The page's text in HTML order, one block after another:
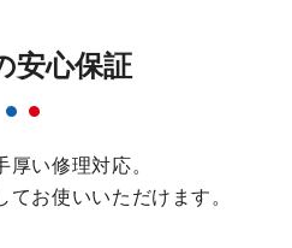
安心保証
厚い修理対応。
お使いいただけます。